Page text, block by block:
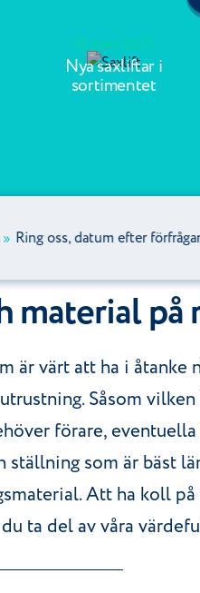
15 mars 2025
Nya saxliftar i
sortimentet
oss, datum efter förfrågan »
material på
är värt att ha i åtanke
Såsom
förare,
ställning som är bäst
Att ha koll
ta del av våra